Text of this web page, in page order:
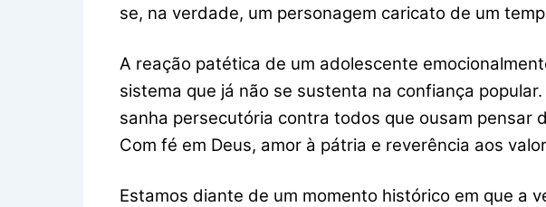
se, na verdade, um personagem caricato de um
A reação patética de um adolescente
sistema que já não se sustenta na confiança
sanha persecutória contra todos que ousam pensar
Com fé em Deus, amor à pátria e reverência aos
Estamos diante de um momento histórico em que a